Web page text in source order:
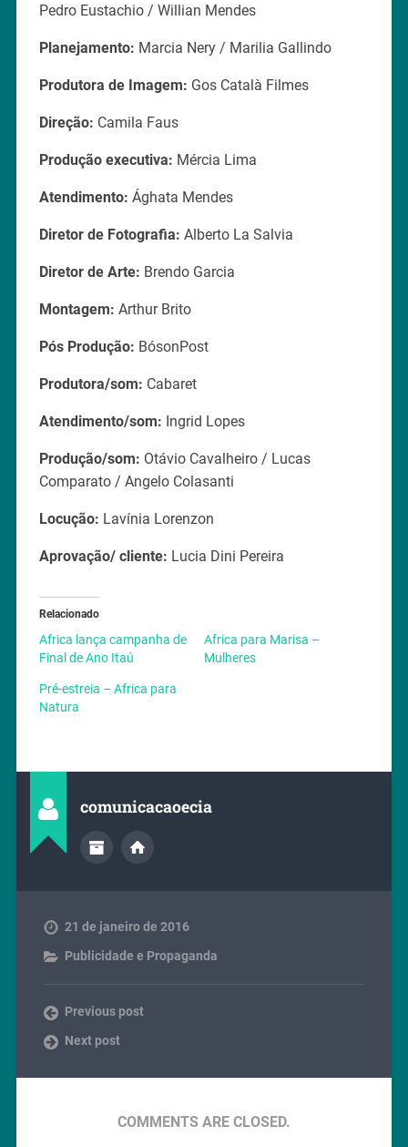
Pedro Eustachio / Willian Mendes
Planejamento: Marcia Nery / Marilia Gallindo
Produtora de Imagem: Gos Català Filmes
Direção: Camila Faus
Produção executiva: Mércia Lima
Atendimento: Ághata Mendes
Diretor de Fotografia: Alberto La Salvia
Diretor de Arte: Brendo Garcia
Montagem: Arthur Brito
Pós Produção: BósonPost
Produtora/som: Cabaret
Atendimento/som: Ingrid Lopes
Produção/som: Otávio Cavalheiro / Lucas
Comparato / Angelo Colasanti
Locução: Lavínia Lorenzon
Aprovação/ cliente: Lucia Dini Pereira
Relacionado
Africa lança campanha de
Final de Ano Itaú
Africa para Marisa –
Mulheres
Pré-estreia – Africa para
Natura
comunicacaoecia
21 de janeiro de 2016
Publicidade e Propaganda
Previous post
Next post
COMMENTS ARE CLOSED.